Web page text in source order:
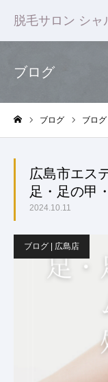
脱毛サロン シャ
ブログ
ブログ ブロ
広島市エス
足・足の甲
2024.10.11
ブログ | 広島店